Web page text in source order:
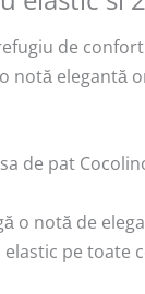
de confort
notă
de pat
o notă de
elastic pe toate